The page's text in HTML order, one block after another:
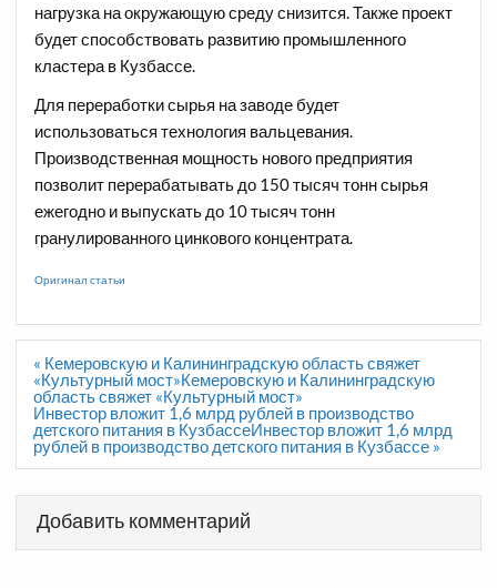
нагрузка на окружающую среду снизится. Также проект
будет способствовать развитию промышленного
кластера в Кузбассе.
Для переработки сырья на заводе будет
использоваться технология вальцевания.
Производственная мощность нового предприятия
позволит перерабатывать до 150 тысяч тонн сырья
ежегодно и выпускать до 10 тысяч тонн
гранулированного цинкового концентрата.
Оригинал статьи
Навигация
по
записям
« Кемеровскую и Калининградскую область свяжет
«Культурный мост»Кемеровскую и Калининградскую
область свяжет «Культурный мост»
Инвестор вложит 1,6 млрд рублей в производство
детского питания в КузбассеИнвестор вложит 1,6 млрд
рублей в производство детского питания в Кузбассе »
Добавить комментарий